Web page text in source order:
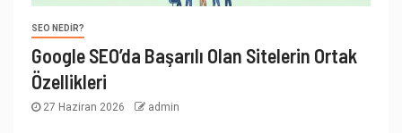
SEO NEDIR?
Google SEO’da Başarılı Olan Sitelerin Ortak
Özellikleri
27 Haziran 2026 admin